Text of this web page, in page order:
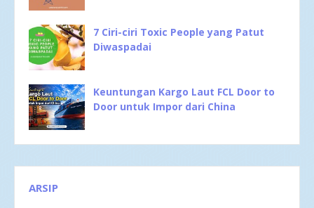
7 Ciri-ciri Toxic People yang Patut
Diwaspadai
Keuntungan Kargo Laut FCL Door to
Door untuk Impor dari China
ARSIP